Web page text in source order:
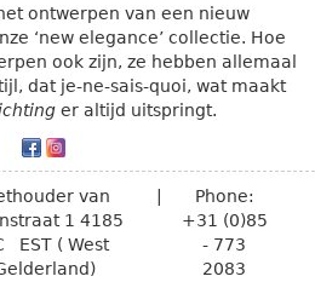
ontwerpen van een nieuw
‘new elegance’ collectie. Hoe
ook zijn, ze hebben allemaal
dat je-ne-sais-quoi, wat maakt
er altijd uitspringt.
van
1 4185
EST ( West
Phone:
+31 (0)85
- 773
2083